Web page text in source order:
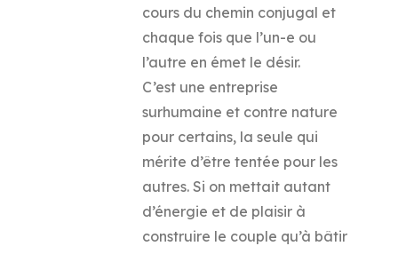
cours du chemin conjugal et
chaque fois que l’un-e ou
l’autre en émet le désir.
C’est une entreprise
surhumaine et contre nature
pour certains, la seule qui
mérite d’être tentée pour les
autres. Si on mettait autant
d’énergie et de plaisir à
construire le couple qu’à bâtir